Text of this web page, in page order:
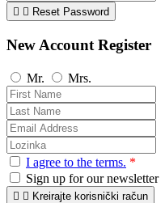
  Reset Password
New Account Register
Mr. Mrs.
I agree to the terms. *
Sign up for our newsletter
  Kreirajte korisnički račun